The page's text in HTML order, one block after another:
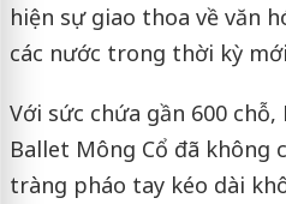
hiện sự giao thoa về văn
các nước trong thời kỳ
Với sức chứa gần 600
Ballet Mông Cổ đã không
tràng pháo tay kéo dài